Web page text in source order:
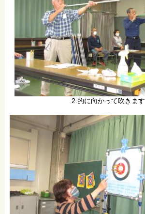
2.的に向かって吹きます